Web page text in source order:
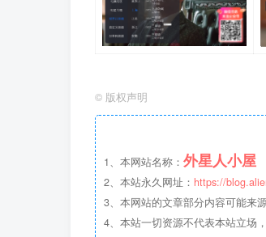
© 版权声明
1、本网站名称： 外星人小屋
2、本站永久网址： https://
3、本网站的文章部分内容可能来
4、本站一切资源不代表本站立场